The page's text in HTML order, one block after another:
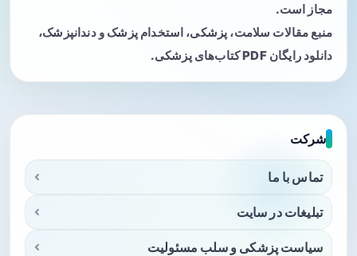
مجاز است.
منبع مقالات سلامت، پزشکی، استخدام پزشک و دندانپزشک،
دانلود رایگان PDF کتاب‌های پزشکی.
شرکت
تماس با ما
تبلیغات در سایت
سیاست پزشکی و سلب مسئولیت